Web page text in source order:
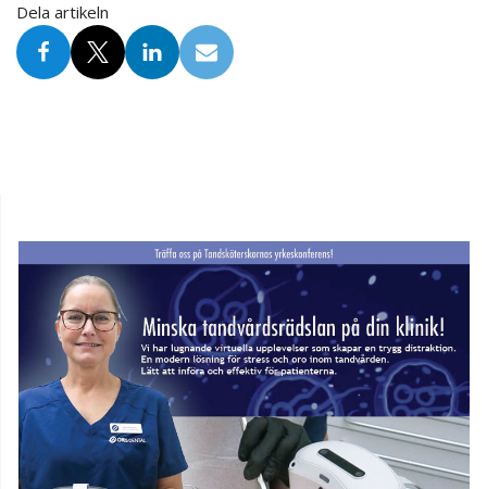
Dela artikeln